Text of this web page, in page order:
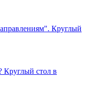
Круглый
Круглый стол в